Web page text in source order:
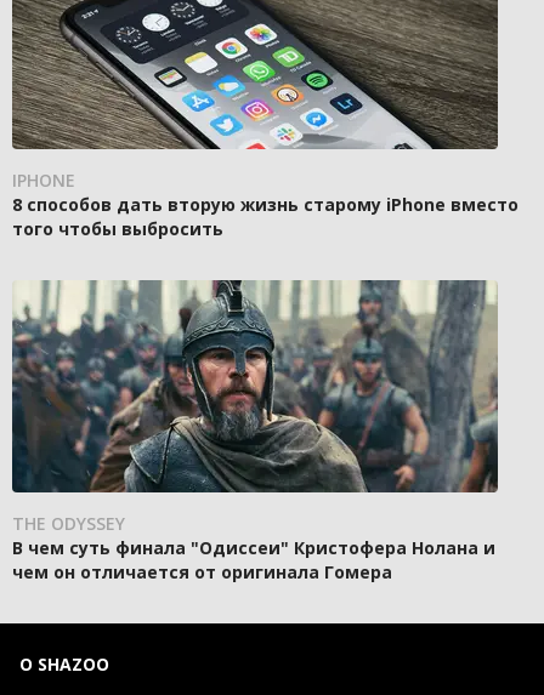
IPHONE
8 способов дать вторую жизнь старому iPhone вместо
того чтобы выбросить
THE ODYSSEY
В чем суть финала "Одиссеи" Кристофера Нолана и
чем он отличается от оригинала Гомера
О SHAZOO